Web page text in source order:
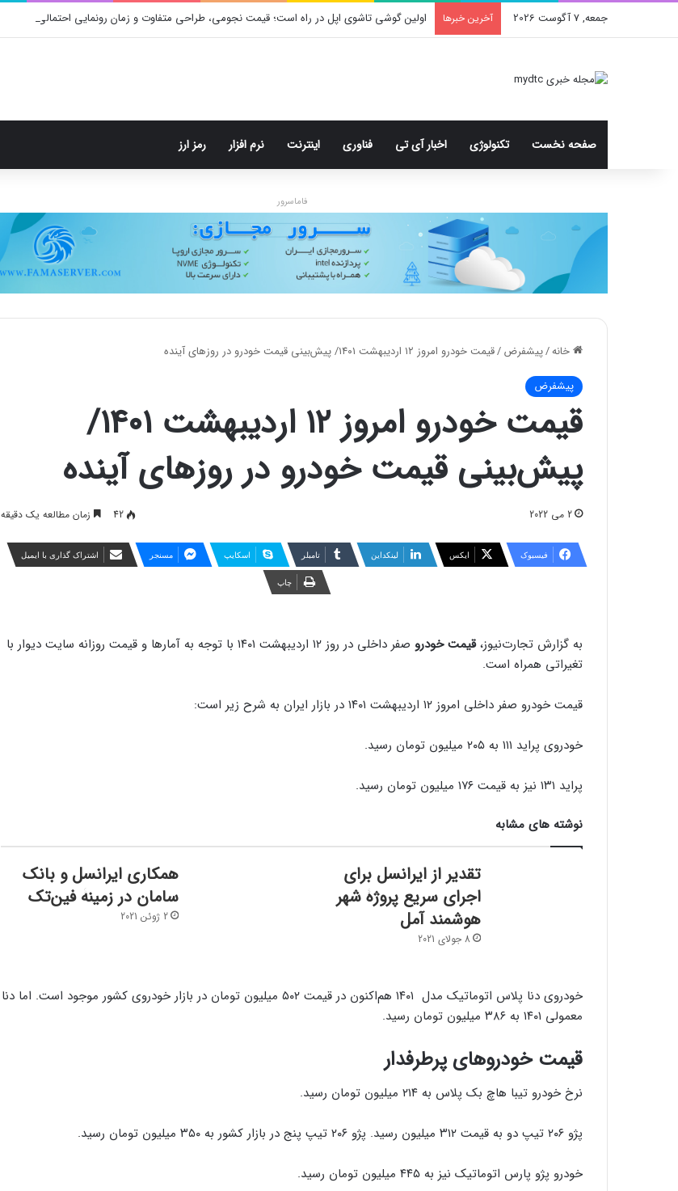
جمعه, 7 آگوست 2026 آخرین خبرها اولین گوشی تاشوی اپل در راه است؛ قیمت نجومی، طراحی متفاوت و زمان رونمایی احتمالی
صفحه نخست تکنولوژی اخبار آی تی فناوری اینترنت نرم افزار رمز ارز
فاماسرور
خانه/پیشفرض/قیمت خودرو امروز ۱۲ اردیبهشت ۱۴۰۱/ پیش‌بینی قیمت خودرو در روزهای آینده
پیشفرض
قیمت خودرو امروز ۱۲ اردیبهشت ۱۴۰۱/
پیش‌بینی قیمت خودرو در روزهای آینده
2 می 2022 42 زمان مطالعه یک دقیقه
فیسبوک ایکس لینکداین تامبلر اسکایپ مسنجر اشتراک گذاری با ایمیل
چاپ
به گزارش تجارت‌نیوز،قیمت خودرو
صفر داخلی در روز ۱۲ اردیبهشت ۱۴۰۱ با توجه به آمارها و قیمت روزانه سایت دیوار با
تغیراتی همراه است.
قیمت خودرو صفر داخلی امروز ۱۲ اردیبهشت ۱۴۰۱ در بازار ایران به شرح زیر است:
خودروی پراید ۱۱۱ به ۲۰۵ میلیون تومان رسید.
پراید ۱۳۱ نیز به قیمت ۱۷۶ میلیون تومان رسید.
نوشته های مشابه
تقدیر از ایرانسل برای
اجرای سریع پروژۀ شهر
هوشمند آمل
8 جولای 2021
همکاری ایرانسل و بانک
سامان در زمینۀ فین‌تک
2 ژوئن 2021
خودروی دنا پلاس اتوماتیک مدل ۱۴۰۱ هم‌اکنون در قیمت ۵۰۲ میلیون تومان در بازار خودروی کشور موجود است. اما دنا
معمولی ۱۴۰۱ به ۳۸۶ میلیون تومان رسید.
قیمت خودروهای پرطرفدار
نرخ خودرو تیبا هاچ بک پلاس به ۲۱۴ میلیون تومان رسید.
پژو ۲۰۶ تیپ دو به قیمت ۳۱۲ میلیون رسید. پژو ۲۰۶ تیپ پنج در بازار کشور به ۳۵۰ میلیون تومان رسید.
خودرو پژو پارس اتوماتیک نیز به ۴۴۵ میلیون تومان رسید.